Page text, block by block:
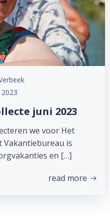
juni 2023
we voor Het
Vakantiebureau is
en […]
read more